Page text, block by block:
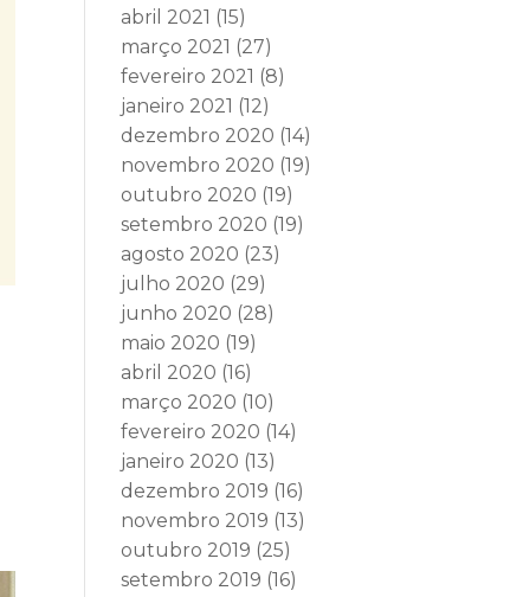
abril 2021 (15)
março 2021 (27)
fevereiro 2021 (8)
janeiro 2021 (12)
dezembro 2020 (14)
novembro 2020 (19)
outubro 2020 (19)
setembro 2020 (19)
agosto 2020 (23)
julho 2020 (29)
junho 2020 (28)
maio 2020 (19)
abril 2020 (16)
março 2020 (10)
fevereiro 2020 (14)
janeiro 2020 (13)
dezembro 2019 (16)
novembro 2019 (13)
outubro 2019 (25)
setembro 2019 (16)